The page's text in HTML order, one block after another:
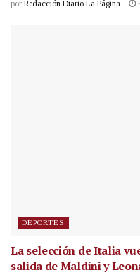
por Redacción Diario La Página
DEPORTES
La selección de Italia
salida de Maldini y